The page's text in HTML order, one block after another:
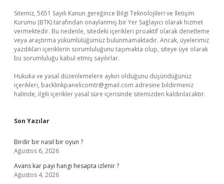
Sitemiz, 5651 Sayılı Kanun gereğince Bilgi Teknolojileri ve İletişim
Kurumu (BTK) tarafından onaylanmış bir Yer Sağlayıcı olarak hizmet
vermektedir. Bu nedenle, sitedeki içerikleri proaktif olarak denetleme
veya araştırma yükümlülüğümüz bulunmamaktadır. Ancak, üyelerimiz
yazdıkları içeriklerin sorumluluğunu taşımakta olup, siteye üye olarak
bu sorumluluğu kabul etmiş sayılırlar.
Hukuka ve yasal düzenlemelere aykırı olduğunu düşündüğünüz
içerikleri, backlinkpanelicomtr@gmail.com adresine bildirmeniz
halinde, ilgili içerikler yasal süre içerisinde sitemizden kaldırılacaktır.
Son Yazılar
Birdir bir nasıl bir oyun ?
Ağustos 6, 2026
Avans kar payı hangi hesapta izlenir ?
Ağustos 4, 2026